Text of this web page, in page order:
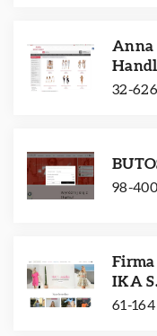
Anna
32-
98-
IKA
61-